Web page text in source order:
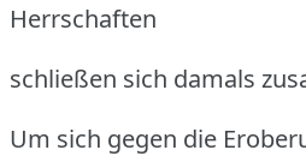
Herrschaften
schließen sich damals
Um sich gegen die